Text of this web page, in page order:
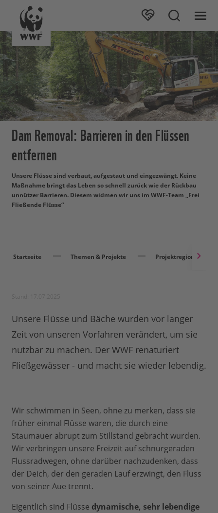
Dam Removal: Barrieren in den Flüssen
entfernen
Unsere Flüsse sind verbaut, aufgestaut und eingezwängt. Keine
Maßnahme bringt das Leben so schnell zurück wie der Rückbau
unnützer Barrieren. Diesem widmen wir uns im WWF-Team „Frei
Fließende Flüsse“
Startseite Themen & Projekte Projektregionen
Unsere Flüsse und Bäche wurden vor langer
Zeit von unseren Vorfahren verändert, um sie
nutzbar zu machen. Der WWF renaturiert
Fließgewässer - und macht sie wieder lebendig.
Wir schwimmen in Seen, ohne zu merken, dass sie
früher einmal Flüsse waren, die durch eine
Staumauer abrupt zum Stillstand gebracht wurden.
Wir verbringen unsere Freizeit auf schnurgeraden
Flussradwegen, ohne darüber nachzudenken, dass
der Deich, der den geraden Lauf erzwingt, den Fluss
von seiner Aue trennt.
Eigentlich sind Flüsse dynamische, sehr lebendige